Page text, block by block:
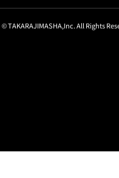
© TAKARAJIMASHA,Inc. All Rights